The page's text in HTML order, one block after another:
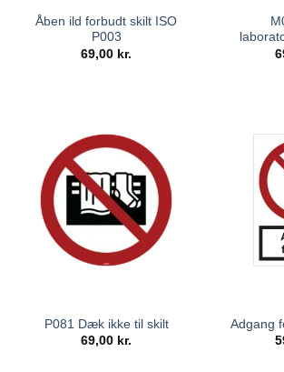
Åben ild forbudt skilt ISO
P003
69,00 kr.
P081 Dæk ikke til skilt
69,00 kr.
Adgang